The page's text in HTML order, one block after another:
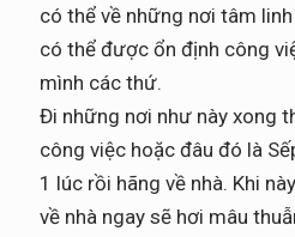
có thể về những nơi tâm linh
có thể được ổn định công
mình các thứ.
Đi những nơi như này xong
công việc hoặc đâu đó là
1 lúc rồi hãng về nhà. Khi
về nhà ngay sẽ hơi mâu